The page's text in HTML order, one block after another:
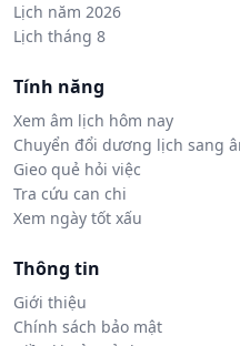
Lịch năm 2026
Lịch tháng 8
Tính năng
Xem âm lịch hôm nay
Chuyển đổi dương lịch sang
Gieo quẻ hỏi việc
Tra cứu can chi
Xem ngày tốt xấu
Thông tin
Giới thiệu
Chính sách bảo mật